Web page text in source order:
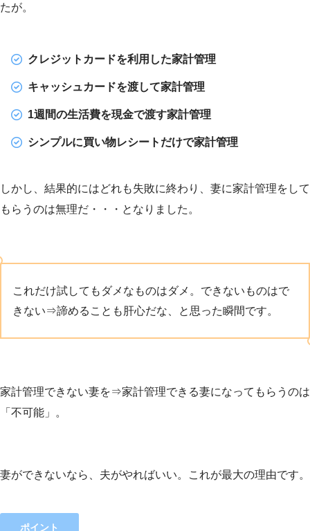
たが。
クレジットカードを利用した家計管理
キャッシュカードを渡して家計管理
1週間の生活費を現金で渡す家計管理
シンプルに買い物レシートだけで家計管理
しかし、結果的にはどれも失敗に終わり、妻に家計管理をして
もらうのは無理だ・・・となりました。
これだけ試してもダメなものはダメ。できないものはで
きない⇒諦めることも肝心だな、と思った瞬間です。
家計管理できない妻を⇒家計管理できる妻になってもらうのは
「不可能」。
妻ができないなら、夫がやればいい。これが最大の理由です。
ポイント